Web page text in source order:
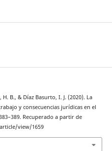
B., & Díaz Basurto, I. J. (2020). La
y consecuencias jurídicas en el
Recuperado a partir de
view/1659